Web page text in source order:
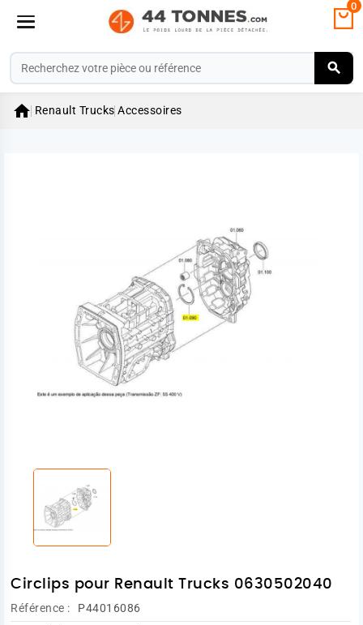
0
 Renault Trucks Accessoires
Circlips pour Renault Trucks 0630502040
Référence : P44016086